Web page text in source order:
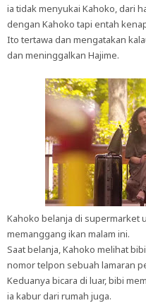
ia tidak menyukai Kahoko, dari
dengan Kahoko tapi entah
Ito tertawa dan mengatakan
dan meninggalkan Hajime.
Kahoko belanja di supermarket
memanggang ikan malam ini.
Saat belanja, Kahoko melihat
nomor telpon sebuah lamaran
Keduanya bicara di luar, bibi
ia kabur dari rumah juga.